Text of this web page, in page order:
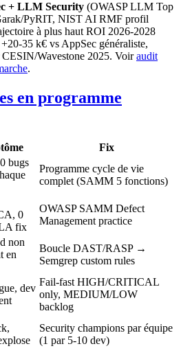
+ LLM Security (OWASP LLM Top
PyRIT, NIST AI RMF profil
à plus haut ROI 2026-2028
35 k€ vs AppSec généraliste,
Wavestone 2025. Voiraudit
.
en programme
Fix
bugs
Programme cycle de vie
complet (SAMM 5 fonctions)
0
fix
OWASP SAMM Defect
Management practice
non
en
Boucle DAST/RASP →
Semgrep custom rules
dev
Fail-fast HIGH/CRITICAL
only, MEDIUM/LOW
backlog
Security champions par équipe
(1 par 5-10 dev)